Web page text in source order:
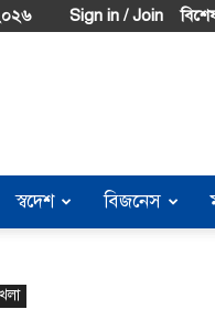
Sign in / Join
স্বদেশ বিজনেস